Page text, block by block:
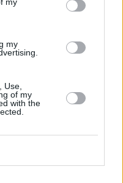
en este sitio web o
my
Use,
of my
with the